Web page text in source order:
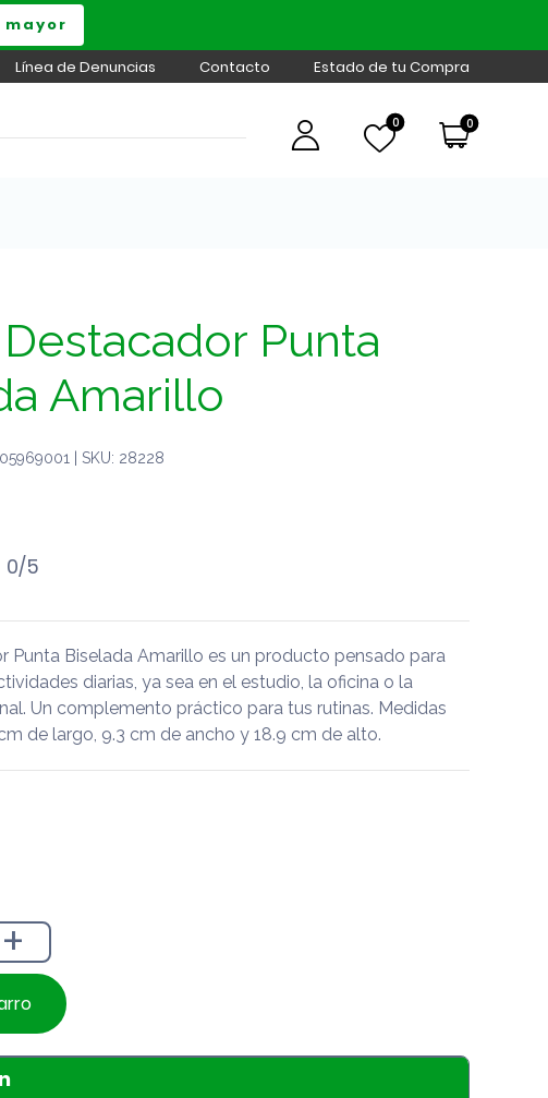
mayor
Línea de Denuncias Contacto Estado de tu Compra
0 0
Punta
Amarillo
| SKU: 28228
0/5
Punta Biselada Amarillo es un producto pensado para
diarias, ya sea en el estudio, la oficina o la
Un complemento práctico para tus rutinas. Medidas
de largo, 9.3 cm de ancho y 18.9 cm de alto.
+